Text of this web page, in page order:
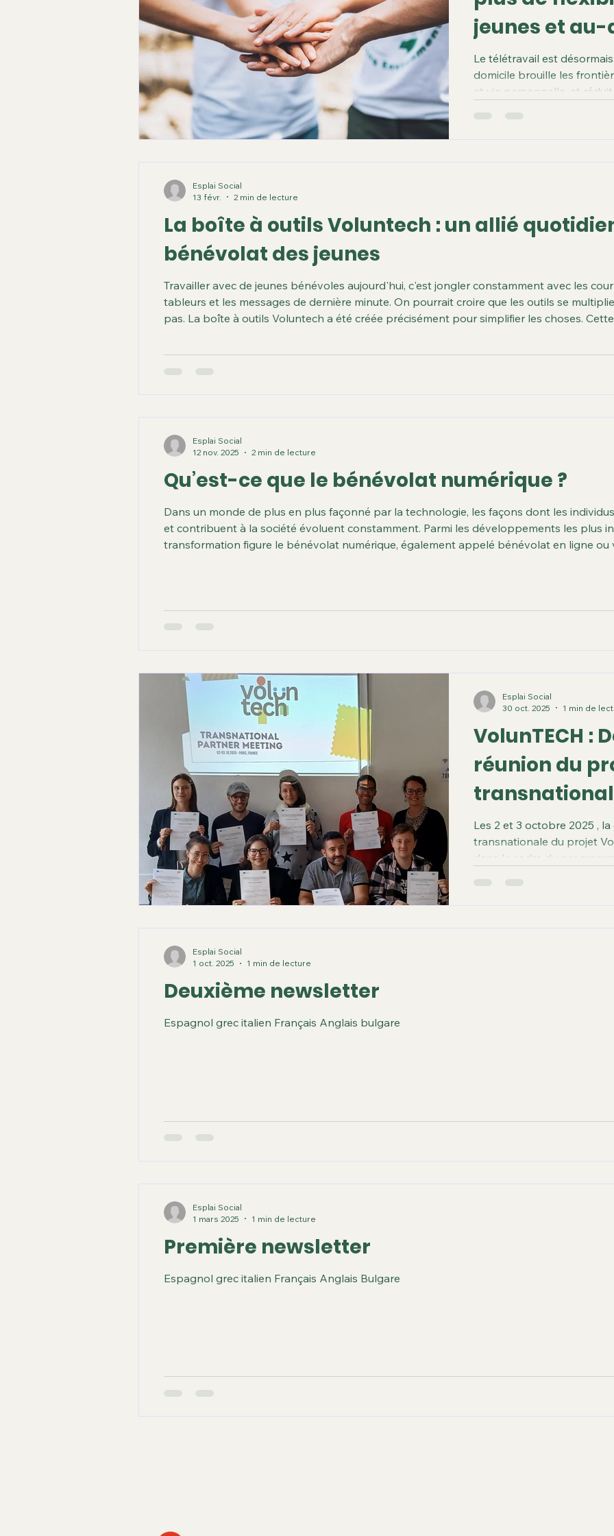
jeunes et au-
Le télétravail est
domicile brouille les
et vie personnelle, et
La boîte à outils Voluntech : un allié
bénévolat des jeunes
Travailler avec de jeunes bénévoles aujourd'hui, c'est jongler constamment avec les
tableurs et les messages de dernière minute. On pourrait croire que les outils se
pas. La boîte à outils Voluntech a été créée précisément pour simplifier les choses.
Esplai Social
13 févr.
2 min de lecture
Qu’est-ce que le bénévolat numérique ?
Dans un monde de plus en plus façonné par la technologie, les façons dont les
et contribuent à la société évoluent constamment. Parmi les développements les plus
transformation figure le bénévolat numérique, également appelé bénévolat en ligne ou
Esplai Social
12 nov. 2025
2 min de lecture
VolunTECH :
réunion du
renforcer le
jeunes grâce
innovations
Les 2 et 3 octobre 2025 ,
transnationale du projet
dans le cadre du
valeurs civiques et de
Esplai Social
30 oct. 2025
1 min de
Deuxième newsletter
Espagnol grec italien Français Anglais bulgare
Esplai Social
1 oct. 2025
1 min de lecture
Première newsletter
Espagnol grec italien Français Anglais Bulgare
Esplai Social
1 mars 2025
1 min de lecture